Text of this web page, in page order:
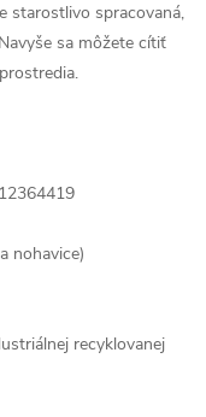
starostlivo spracovaná,
sa môžete cítiť
nohavice)
recyklovanej